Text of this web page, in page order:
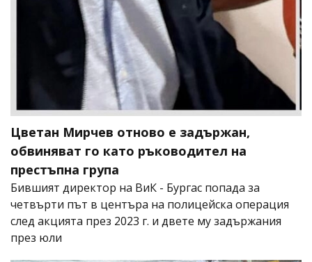
Цветан Мирчев отново е задържан,
обвиняват го като ръководител на
престъпна група
Бившият директор на ВиК - Бургас попада за
четвърти път в центъра на полицейска операция
след акцията през 2023 г. и двете му задържания
през юли